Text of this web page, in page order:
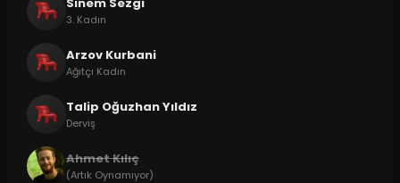
3. Kadın
Arzov Kurbani
Ağıtçı Kadın
Talip Oğuzhan Yıldız
Derviş
Ahmet Kılıç
(Artık Oynamıyor)